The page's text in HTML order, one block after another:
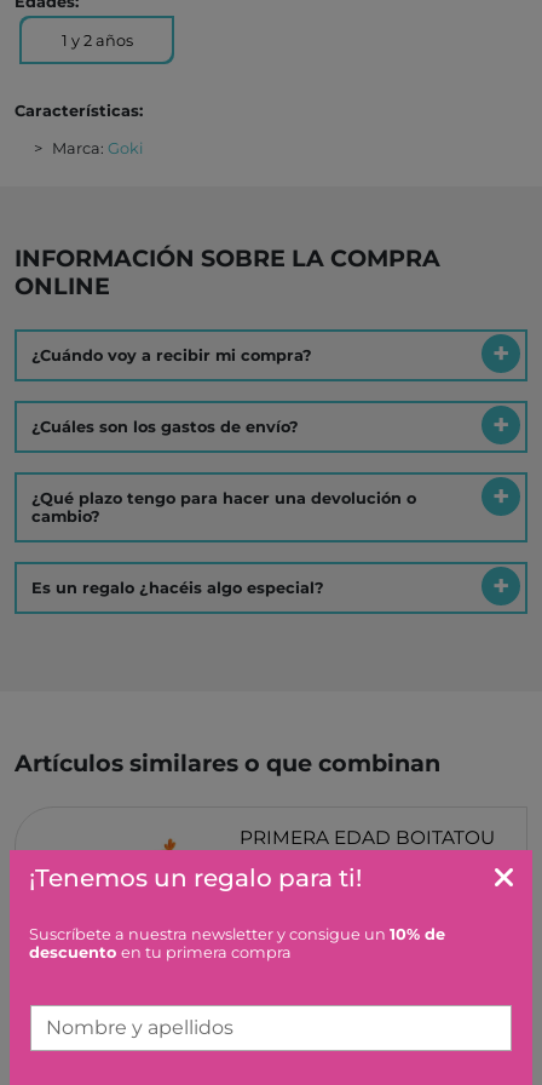
1 y 2 años
Características:
Marca: Goki
INFORMACIÓN SOBRE LA COMPRA
ONLINE
¿Cuándo voy a recibir mi compra?
¿Cuáles son los gastos de envío?
¿Qué plazo tengo para hacer una devolución o
cambio?
Es un regalo ¿hacéis algo especial?
Artículos similares o que combinan
PRIMERA EDAD BOITATOU
¡Tenemos un regalo para ti!
Suscríbete a nuestra newsletter y consigue un 10% de
descuento en tu primera compra
Nombre y apellidos